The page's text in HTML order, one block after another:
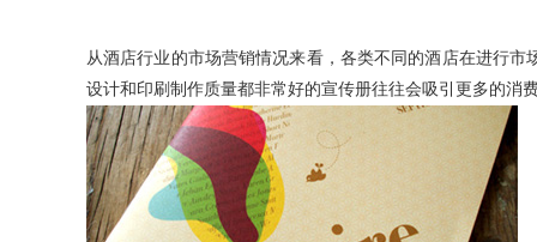
从酒店行业的市场营销情况来看，各类不同的酒店在进行
设计和印刷制作质量都非常好的宣传册往往会吸引更多的消